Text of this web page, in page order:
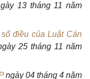
13 tháng 11 năm
điều của Luật Cán
25 tháng 11 năm
ngày 04 tháng 4 năm